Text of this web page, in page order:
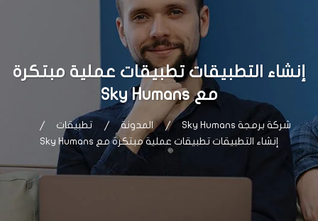
إنشاء التطبيقات تطبيقات عملية مبتكرة
مع Sky Humans
شركة برمجة Sky Humans المدونة
تطبيقات
إنشاء التطبيقات تطبيقات عملية مبتكرة مع Sky Humans